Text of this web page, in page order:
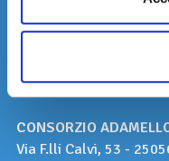
CONSORZIO
Via F.lli Calvi, 53 -